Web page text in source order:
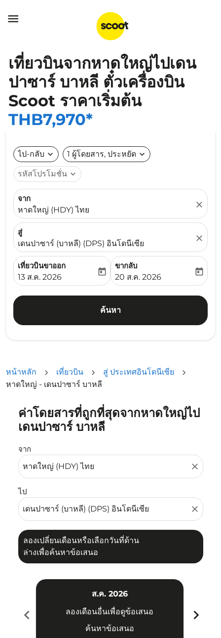

เที่ยวบินจากหาดใหญ่ไปเดน
ปาซาร์ บาหลี ตั๋วเครื่องบิน
Scoot ราคาเริ่มต้น
THB7,970*
ไป-กลับ expand_more 1 ผู้โดยสาร, ประหยัด expand_more
รหัสโปรโมชั่น expand_more
จาก
หาดใหญ่ (HDY) ไทย
close
สู่
เดนปาซาร์ (บาหลี) (DPS) อินโดนีเซีย
close
เที่ยวบินขาออก
fc-booking-departure-date-aria-label
13 ส.ค. 2026
today
ขากลับ
fc-booking-return-date-
20 ส.ค. 2026
today
ค้นหา
หน้าหลัก เที่ยวบิน
สู่ ประเทศอินโดนีเซีย
หาดใหญ่ - เดนปาซาร์ บาหลี
ค่าโดยสารที่ถูกที่สุดจากหาดใหญ่ไป
เดนปาซาร์ บาหลี
จาก
close
ไป
close
ลองเปลี่ยนเดือนหรือเลือกวันที่ด้าน
ล่างเพื่อค้นหาข้อเสนอ
ลองเปลี่ยนเดือนหรือเลือกวันที่ด้านล่างเพื่อค้นหาข้อเสนอ
chevron_left
ส.ค. 2026
ลองเดือนอื่นเพื่อดูข้อเสนอ
ค้นหาข้อเสนอ
chevron_right